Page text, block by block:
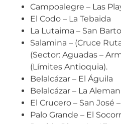
Campoalegre – Las
El Codo – La Tebaida
La Lutaima – San
Salamina – (Cruce
(Sector: Aguadas –
(Límites Antioquia).
Belalcázar – El Águila
Belalcázar – La
El Crucero – San José
Palo Grande – El